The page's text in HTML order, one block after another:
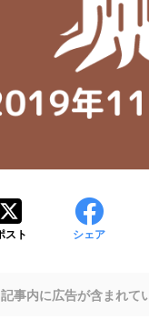
スト シェア
記事内に広告が含まれて